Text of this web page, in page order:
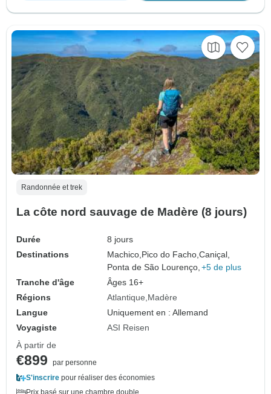
Randonnée et trek
La côte nord sauvage de Madère (8 jours)
Durée
8 jours
Destinations
Machico, Pico do Facho,Caniçal,
Ponta de São Lourenço, +5 de plus
Tranche d'âge
Âges 16+
Régions
Atlantique Madère
Langue
Uniquement en : Allemand
Voyagiste
ASI Reisen
À partir de
€899
par personne
S'inscrire pour réaliser des économies
Prix basé sur une chambre double